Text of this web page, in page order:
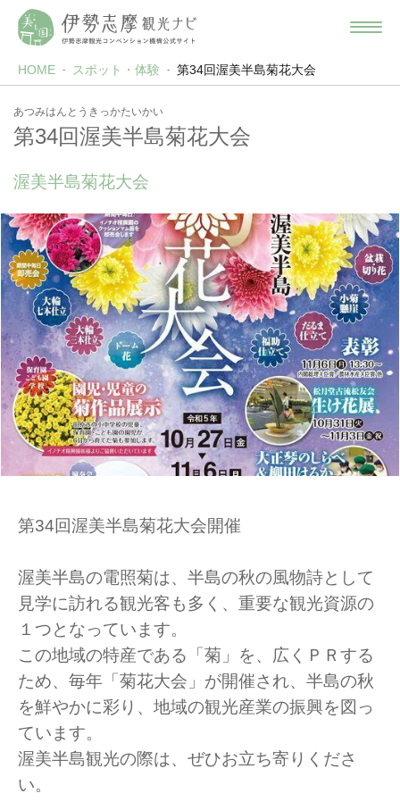
HOME スポット・体験 第34回渥美半島菊花大会
あつみはんとうきっかたいかい
第34回渥美半島菊花大会
渥美半島菊花大会
第34回渥美半島菊花大会開催
渥美半島の電照菊は、半島の秋の風物詩として
見学に訪れる観光客も多く、重要な観光資源の
１つとなっています。
この地域の特産である「菊」を、広くＰＲする
ため、毎年「菊花大会」が開催され、半島の秋
を鮮やかに彩り、地域の観光産業の振興を図っ
ています。
渥美半島観光の際は、ぜひお立ち寄りくださ
い。